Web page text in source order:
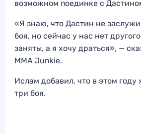
возможном поединке с
«Я знаю, что Дастин не
боя, но сейчас у нас нет
заняты, а я хочу драться», —
MMA Junkie.
Ислам добавил, что в этом году
три боя.